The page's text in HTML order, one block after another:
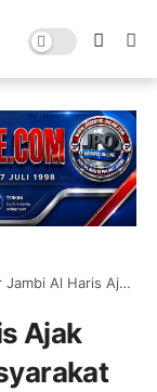
Seluruh Komponen Masyarakat Bangun Jambi
Ajak